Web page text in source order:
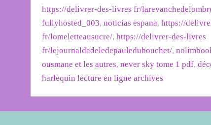
https://delivrer-des-livres fr/
fullyhosted_003,noticias espana,https://
fr/lomeletteausucre/,https://delivrer-des-livres
fr/lejournaldadeledepauledubouchet/,
ousmane et les autres,never sky tome 1 pdf,
harlequin lecture en ligne archives